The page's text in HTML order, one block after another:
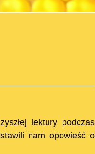
lektury podczas
nam opowieść o